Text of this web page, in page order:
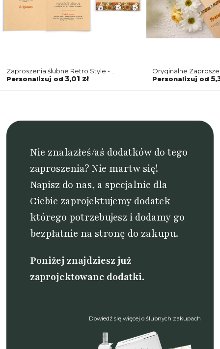
Zaproszenia ślubne Retro Style -
Składane motyw 1
Personalizuj od 3,01 zł
Oryginalne
Style w łososiowym
Personalizuj od
Nie znalazłeś/aś dodatków do tego
zaproszenia? Nie martw się!
Napisz do nas, a specjalnie dla
Ciebie zaprojektujemy dodatek
którego potrzebujesz i dodamy go
bezpłatnie na stronę do zakupu.
Poniżej znajdziesz już
zaprojektowane dodatki.
Dowiedź się więcej o ślubnych zakupach